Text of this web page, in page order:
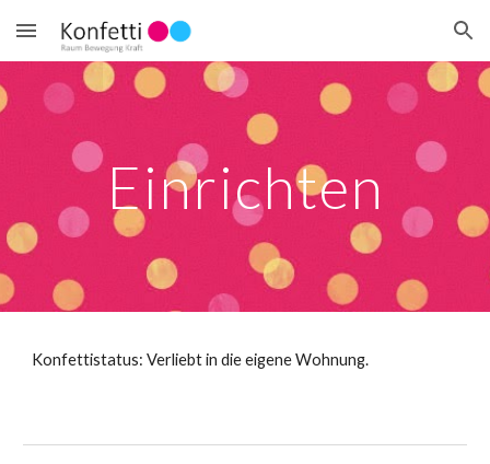
Skip to main content Skip to navigation
Einrichten
Konfettistatus: Verliebt in die eigene Wohnung.